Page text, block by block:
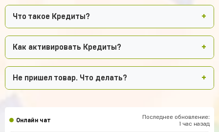
Что такое Кредиты?
Как активировать Кредиты?
Не пришел товар. Что делать?
Онлайн чат
Последнее обновление:
1 час назад